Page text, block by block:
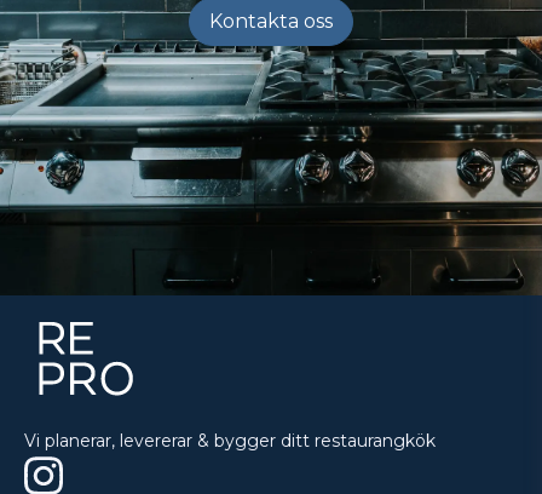
Kontakta oss
Vi planerar, levererar & bygger ditt restaurangkök